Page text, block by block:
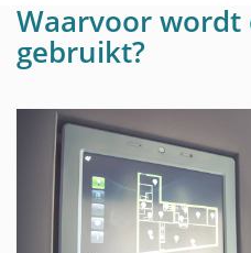
Waarvoor wordt
gebruikt?